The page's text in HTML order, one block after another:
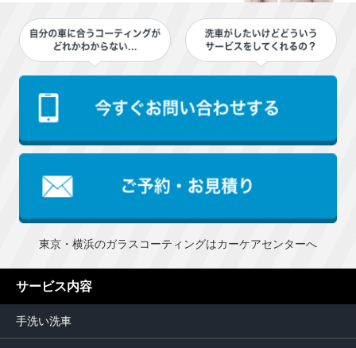
東京・横浜のガラスコーティングはカーケアセンターへ
サービス内容
手洗い洗車